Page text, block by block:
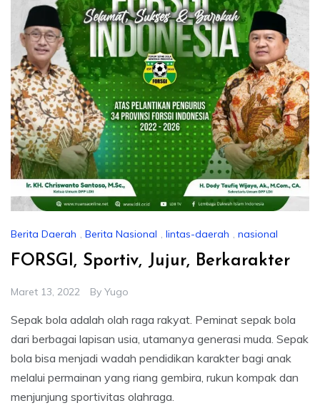
Berita Daerah , Berita Nasional , lintas-daerah , nasional
FORSGI, Sportiv, Jujur, Berkarakter
Maret 13, 2022 By Yugo
Sepak bola adalah olah raga rakyat. Peminat sepak bola
dari berbagai lapisan usia, utamanya generasi muda. Sepak
bola bisa menjadi wadah pendidikan karakter bagi anak
melalui permainan yang riang gembira, rukun kompak dan
menjunjung sportivitas olahraga.